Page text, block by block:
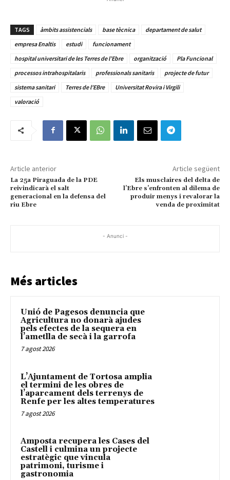
TAGS àmbits assistencials base tècnica
departament de salut
empresa Enaltis
estudi
funcionament
hospital universitari de les Terres de l’Ebre
organització
Pla Funcional
processos intrahospitalaris
professionals sanitaris
projecte de futur
sistema sanitari
Terres de l'EBre
Universitat Rovira i Virgili
valoració
Article anterior
La 25a Piraguada de la PDE
reivindicarà el salt
generacional en la defensa del
riu Ebre
Article següent
Els musclaires del delta de
l’Ebre s’enfronten al dilema de
produir menys i revalorar la
venda de proximitat
- Anunci -
Més articles
Unió de Pagesos denuncia que
Agricultura no donarà ajudes
pels efectes de la sequera en
l’ametlla de secà i la garrofa
7 agost 2026
L’Ajuntament de Tortosa amplia
el termini de les obres de
l’aparcament dels terrenys de
Renfe per les altes temperatures
7 agost 2026
Amposta recupera les Cases del
Castell i culmina un projecte
estratègic que vincula
patrimoni, turisme i
gastronomia